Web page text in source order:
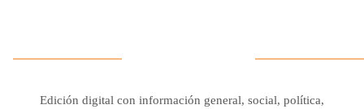
Edición digital con información general, social, política,